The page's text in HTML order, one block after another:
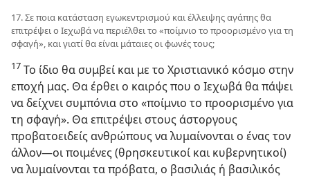
17. Σε ποια κατάσταση εγωκεντρισμού και έλλειψης αγάπης θα
επιτρέψει ο Ιεχωβά να περιέλθει το «ποίμνιο το προορισμένο για τη
σφαγή», και γιατί θα είναι μάταιες οι φωνές τους;
17 Το ίδιο θα συμβεί και με το Χριστιανικό κόσμο στην
εποχή μας. Θα έρθει ο καιρός που ο Ιεχωβά θα πάψει
να δείχνει συμπόνια στο «ποίμνιο το προορισμένο για
τη σφαγή». Θα επιτρέψει στους άστοργους
προβατοειδείς ανθρώπους να λυμαίνονται ο ένας τον
άλλον​—⁠οι ποιμένες (θρησκευτικοί και κυβερνητικοί)
να λυμαίνονται τα πρόβατα, ο βασιλιάς ή βασιλικός